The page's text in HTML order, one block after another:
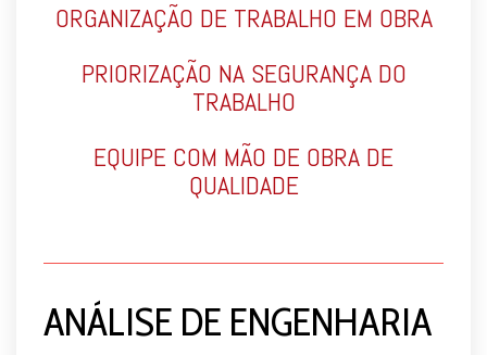
ORGANIZAÇÃO DE TRABALHO EM OBRA
PRIORIZAÇÃO NA SEGURANÇA DO
TRABALHO
EQUIPE COM MÃO DE OBRA DE
QUALIDADE
ANÁLISE DE ENGENHARIA